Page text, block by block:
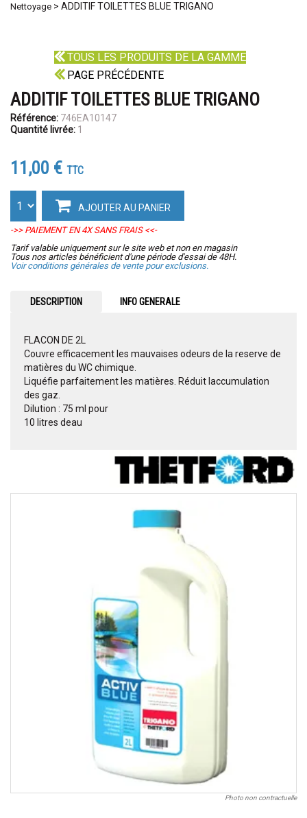
Nettoyage > ADDITIF TOILETTES BLUE TRIGANO
TOUS LES PRODUITS DE LA GAMME
PAGE PRÉCÉDENTE
ADDITIF TOILETTES BLUE TRIGANO
Référence: 746EA10147
Quantité livrée: 1
11,00 € TTC
AJOUTER AU PANIER
->> PAIEMENT EN 4X SANS FRAIS <<-
Tarif valable uniquement sur le site web et non en magasin
Tous nos articles bénéficient d'une période d'essai de 48H.
Voir conditions générales de vente pour exclusions.
DESCRIPTION INFO GENERALE
FLACON DE 2L
Couvre efficacement les mauvaises odeurs de la reserve de
matières du WC chimique.
Liquéfie parfaitement les matières. Réduit laccumulation
des gaz.
Dilution : 75 ml pour
10 litres deau
Photo non contractuelle